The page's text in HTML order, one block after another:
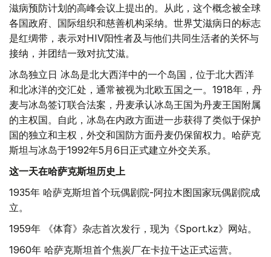
滋病预防计划的高峰会议上提出的。从此，这个概念被全球
各国政府、国际组织和慈善机构采纳。世界艾滋病日的标志
是红绸带，表示对HIV阳性者及与他们共同生活者的关怀与
接纳，并团结一致对抗艾滋。
冰岛独立日 冰岛是北大西洋中的一个岛国，位于北大西洋
和北冰洋的交汇处，通常被视为北欧五国之一。1918年，丹
麦与冰岛签订联合法案，丹麦承认冰岛王国为丹麦王国附属
的主权国。自此，冰岛在内政方面进一步获得了类似于保护
国的独立和主权，外交和国防方面丹麦仍保留权力。哈萨克
斯坦与冰岛于1992年5月6日正式建立外交关系。
这一天在哈萨克斯坦历史上
1935年 哈萨克斯坦首个玩偶剧院-阿拉木图国家玩偶剧院成
立。
1959年 《体育》杂志首次发行，现为《Sport.kz》网站。
1960年 哈萨克斯坦首个焦炭厂在卡拉干达正式运营。